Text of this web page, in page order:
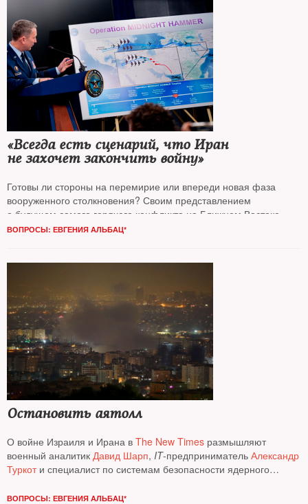
«Всегда есть сценарий, что Иран
не захочет закончить войну»
Готовы ли стороны на перемирие или впереди новая фаза
вооруженного столкновения? Своим представлением
о будущем самого горячего конфликта на Ближнем Востоке
сThe New Timesподелились военный обозреватель
ВОПРОСЫ: ЕВГЕНИЯ АЛЬБАЦ*
Остановить аятолл
О вой­не Израиля и Ирана в The New Times размышляют
военный аналитик Давид Шарп, IT-предприниматель Александр
Туркот и специалист по системам безопасности ядерного
ВОПРОСЫ: ЕВГЕНИЯ АЛЬБАЦ*